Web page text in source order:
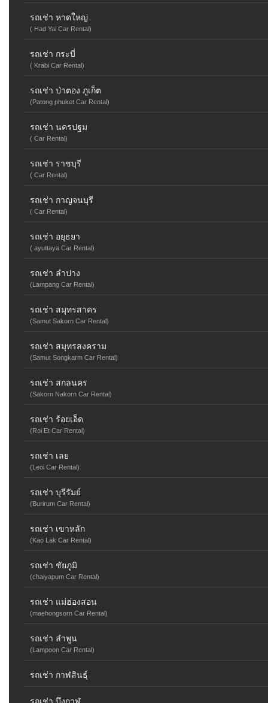
รถเช่า หาดใหญ่
( Had Yai Car Rental)
รถเช่า กระบี่
( Krabi Car Rental)
รถเช่า ป่าตอง ภูเก็ต
(Patong phuket Car Rental)
รถเช่า นครปฐม
( Car Rental)
รถเช่า ราชบุรี
( Car Rental)
รถเช่า กาญจนบุรี
( Car Rental)
รถเช่า อยุธยา
( ayuttaya Car Rental)
รถเช่า ลำปาง
(Lampang Car Rental)
รถเช่า สมุทรสาคร
(Samut Sakorn Car Rental)
รถเช่า สมุทรสงคราม
(Samut Songkarm Car Rental)
รถเช่า สกลนคร
(Sakorn Nakorn Car Rental)
รถเช่า ร้อยเอ็ด
(Roi Et Car Rental)
รถเช่า เลย
(Leoi Car Rental)
รถเช่า บุรีรัมย์
(Burirum Car Rental)
รถเช่า เขาหลัก
(Kao Lak Car Rental)
รถเช่า ชัยภูมิ
(chaiyapum Car Rental)
รถเช่า แม่ฮ่องสอน
(maehongsorn Car Rental)
รถเช่า ลำพูน
(Lampoon Car Rental)
รถเช่า กาฬสินธุ์